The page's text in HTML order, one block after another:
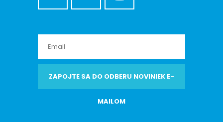
ZAPOJTE SA DO ODBERU NOVINIEK E-
MAILOM